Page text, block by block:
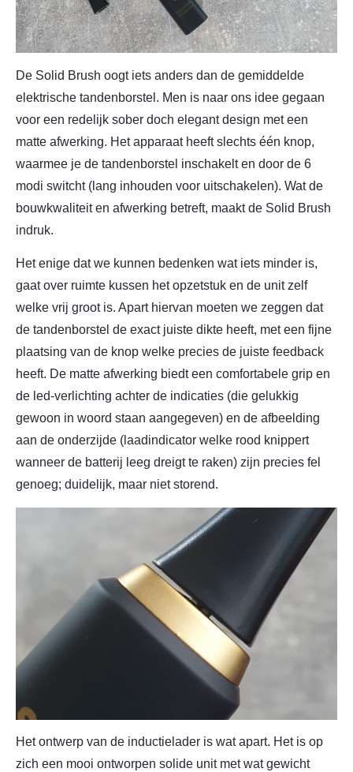
De Solid Brush oogt iets anders dan de gemiddelde
elektrische tandenborstel. Men is naar ons idee gegaan
voor een redelijk sober doch elegant design met een
matte afwerking. Het apparaat heeft slechts één knop,
waarmee je de tandenborstel inschakelt en door de 6
modi switcht (lang inhouden voor uitschakelen). Wat de
bouwkwaliteit en afwerking betreft, maakt de Solid Brush
indruk.
Het enige dat we kunnen bedenken wat iets minder is,
gaat over ruimte kussen het opzetstuk en de unit zelf
welke vrij groot is. Apart hiervan moeten we zeggen dat
de tandenborstel de exact juiste dikte heeft, met een fijne
plaatsing van de knop welke precies de juiste feedback
heeft. De matte afwerking biedt een comfortabele grip en
de led-verlichting achter de indicaties (die gelukkig
gewoon in woord staan aangegeven) en de afbeelding
aan de onderzijde (laadindicator welke rood knippert
wanneer de batterij leeg dreigt te raken) zijn precies fel
genoeg; duidelijk, maar niet storend.
Het ontwerp van de inductielader is wat apart. Het is op
zich een mooi ontworpen solide unit met wat gewicht